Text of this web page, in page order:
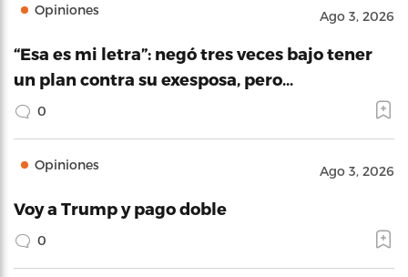
Opiniones Ago 3, 2026
“Esa es mi letra”: negó tres veces bajo tener
un plan contra su exesposa, pero…
0
Opiniones Ago 3, 2026
Voy a Trump y pago doble
0